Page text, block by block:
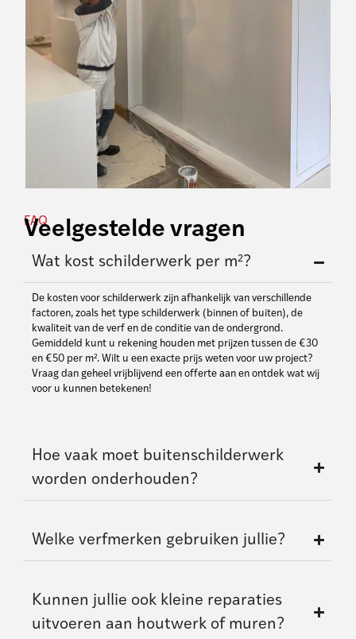
FAQ
Veelgestelde vragen
Wat kost schilderwerk per m²?
De kosten voor schilderwerk zijn afhankelijk van verschillende
factoren, zoals het type schilderwerk (binnen of buiten), de
kwaliteit van de verf en de conditie van de ondergrond.
Gemiddeld kunt u rekening houden met prijzen tussen de €30
en €50 per m². Wilt u een exacte prijs weten voor uw project?
Vraag dan geheel vrijblijvend een offerte aan en ontdek wat wij
voor u kunnen betekenen!
Hoe vaak moet buitenschilderwerk
worden onderhouden?
Welke verfmerken gebruiken jullie?
Kunnen jullie ook kleine reparaties
uitvoeren aan houtwerk of muren?